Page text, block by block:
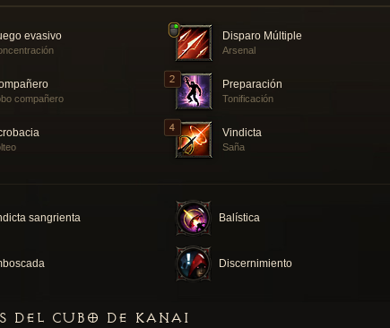
evasivo Disparo Múltiple
Arsenal
compañero
Preparación
Tonificación
Vindicta
Saña
sangrienta Balística
Discernimiento
DEL CUBO DE KANAI